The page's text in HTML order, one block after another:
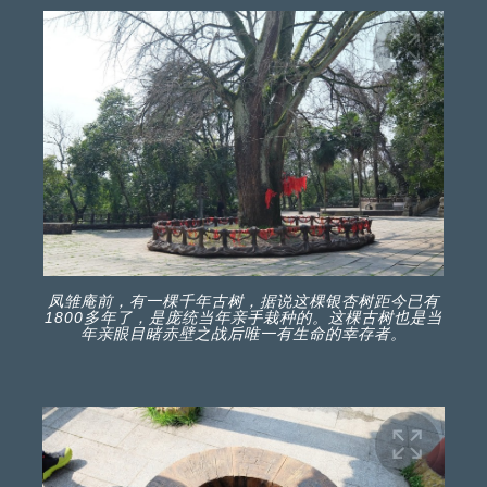
凤雏庵前，有一棵千年古树，据说这棵银杏树距今已有
1800多年了，是庞统当年亲手栽种的。这棵古树也是当
年亲眼目睹赤壁之战后唯一有生命的幸存者。